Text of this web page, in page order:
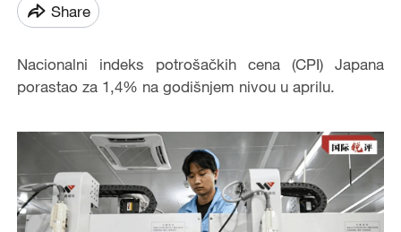
Share
Nacionalni indeks potrošačkih cena (CPI) Japana
porastao za 1,4% na godišnjem nivou u aprilu.